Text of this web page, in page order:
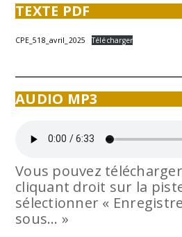
TEXTE PDF
CPE_518_avril_2025 Télécharger
AUDIO MP3
Vous pouvez
cliquant droit sur la
sélectionner «
sous… »